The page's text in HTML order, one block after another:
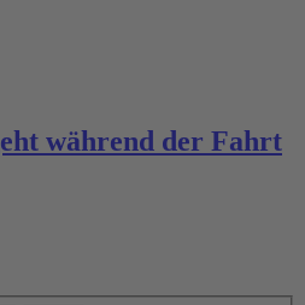
während der Fahrt